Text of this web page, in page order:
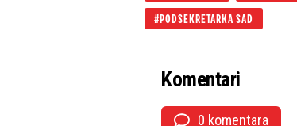
PODSEKRETARKA SAD
Komentari
0 komentara